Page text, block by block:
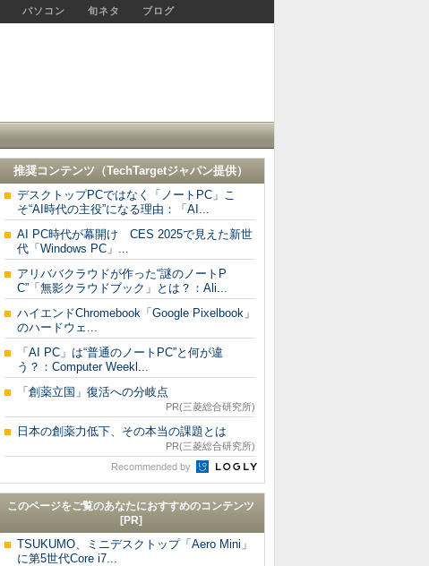
パソコン 旬ネタ ブログ
推奨コンテンツ（TechTargetジャパン提供）
デスクトップPCではなく「ノートPC」こ
そ“AI時代の主役”になる理由：「AI...
AI PC時代が幕開け CES 2025で見えた新世
代「Windows PC」...
アリババクラウドが作った“謎のノートP
C”「無影クラウドブック」とは？：Ali...
ハイエンドChromebook「Google Pixelbook」
のハードウェ...
「AI PC」は“普通のノートPC”と何が違
う？：Computer Weekl...
「創薬立国」復活への分岐点
PR(三菱総合研究所)
日本の創薬力低下、その本当の課題とは
PR(三菱総合研究所)
Recommended by
このページをご覧のあなたにおすすめのコンテンツ
[PR]
TSUKUMO、ミニデスクトップ「Aero Mini」
に第5世代Core i7...